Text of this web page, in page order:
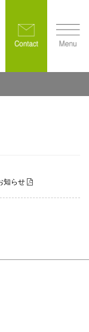
知らせ